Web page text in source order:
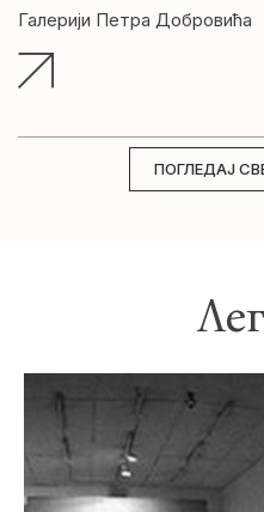
Галерији Петра Добровића
ПОГЛЕДАЈ